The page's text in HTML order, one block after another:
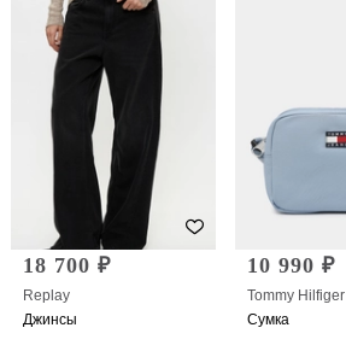
18 700 ₽
Replay
Джинсы
10 990 ₽
Tommy Hilfiger
Сумка